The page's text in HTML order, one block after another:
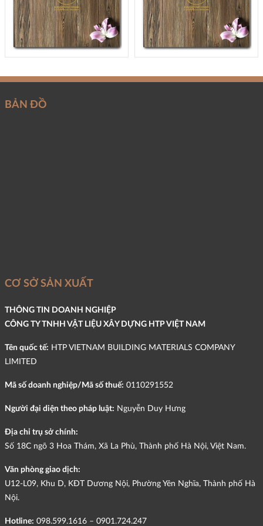
BẢN ĐỒ
CƠ SỞ SẢN XUẤT
THÔNG TIN DOANH NGHIỆP
CÔNG TY TNHH VẬT LIỆU XÂY DỰNG HTP VIỆT NAM
Tên quốc tế: HTP VIETNAM BUILDING MATERIALS COMPANY
LIMITED
Mã số doanh nghiệp/Mã số thuế: 0110291552
Người đại diện theo pháp luật: Nguyễn Duy Hưng
Địa chỉ trụ sở chính:
Số 18C ngõ 3 Hoa Thám, Xã La Phù, Thành phố Hà Nội, Việt Nam.
Văn phòng giao dịch:
U12-L09, Khu D, KĐT Dương Nội, Phường Yên Nghĩa, Thành phố Hà
Nội.
Hotline: 098.599.1616 – 0901.724.247